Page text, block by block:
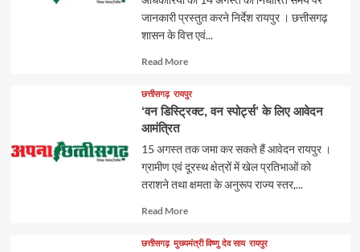
जानकारी प्रस्तुत करने निर्देश रायपुर । छत्तीसगढ़
शासन के वित्त एवं...
Read MoreRead
about
छत्तीसगढ़ रायपुर
‘वन डिस्ट्रिक्ट, वन स्पोर्ट्स’ के लिए आवेदन
आमंत्रित
15 अगस्त तक जमा कर सकते हैं आवेदन रायपुर ।
ग्रामीण एवं दूरस्थ क्षेत्रों में खेल प्रतिभाओं को
तराशने तथा क्षमता के अनुरूप राज्य स्तर,...
Read MoreRead
about
छत्तीसगढ़ मुख्यमंत्री विष्णु देव साय रायपुर